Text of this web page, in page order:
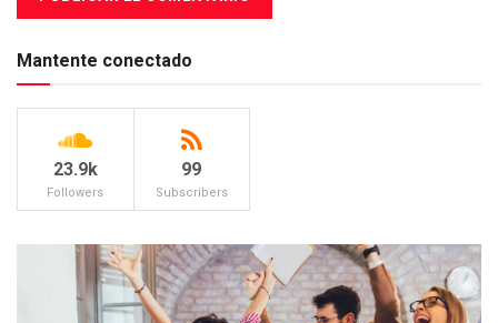
Mantente conectado
23.9k
Followers
99
Subscribers